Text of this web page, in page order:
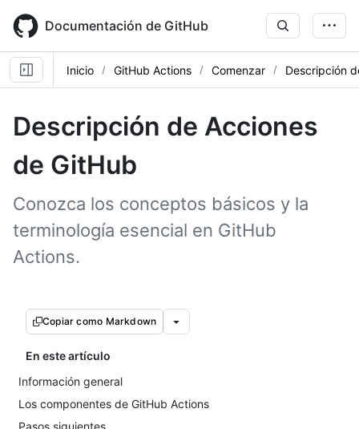
main
content
Documentación de GitHub
Inicio GitHub Actions Comenzar Descripción
Descripción de Acciones
de GitHub
Conozca los conceptos básicos y la
terminología esencial en GitHub
Actions.
Copiar como Markdown
En este artículo
Información general
Los componentes de GitHub Actions
Pasos siguientes